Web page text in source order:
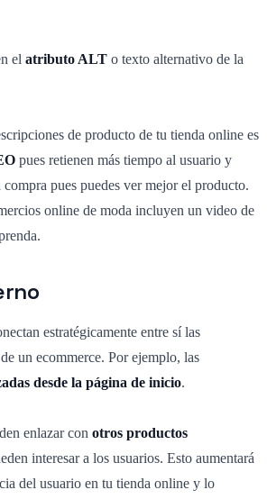
el atributo ALT o texto alternativo de la
de producto de tu tienda online es
pues retienen más tiempo al usuario y
pues puedes ver mejor el producto.
online de moda incluyen un video de
estratégicamente entre sí las
un ecommerce. Por ejemplo, las
desde la página de inicio.
enlazar con otros productos
interesar a los usuarios. Esto aumentará
del usuario en tu tienda online y lo